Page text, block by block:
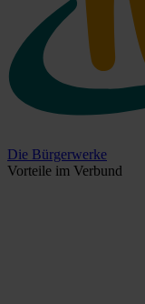
Die Bürgerwerke
Vorteile im Verbund